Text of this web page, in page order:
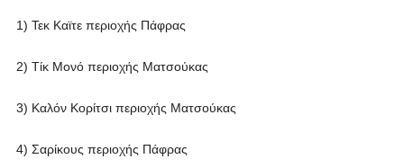
1) Τεκ Καϊτε περιοχής Πάφρας
2) Τίκ Μονό περιοχής Ματσούκας
3) Καλόν Κορίτσι περιοχής Ματσούκας
4) Σαρίκους περιοχής Πάφρας